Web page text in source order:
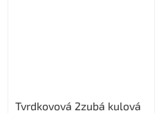
Tvrdkovová 2zubá kulová